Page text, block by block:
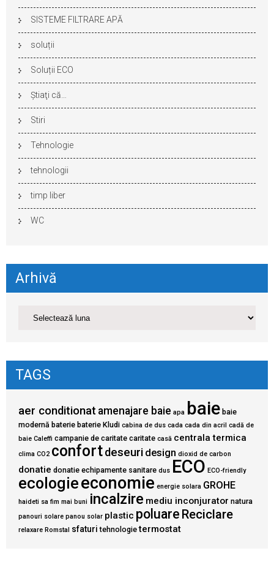
SISTEME FILTRARE APĂ
soluții
Soluții ECO
Ştiaţi că…
Stiri
Tehnologie
tehnologii
timp liber
WC
Arhivă
TAGS
aer conditionat amenajare baie apa baie baie
modernă baterie baterie Kludi cabina de dus cada cada din acril cadă de
baie Caleffi campanie de caritate caritate casă centrala termica
clima CO2 confortdeseuri design dioxid de carbon
donatie donatie echipamente sanitare dus ECO ECO-friendly
ecologieeconomie energie solara GROHE
haideti sa fim mai buni incalzire mediu inconjurator natura
panouri solare panou solar plastic poluare Reciclare
relaxare Romstal sfaturi tehnologie termostat